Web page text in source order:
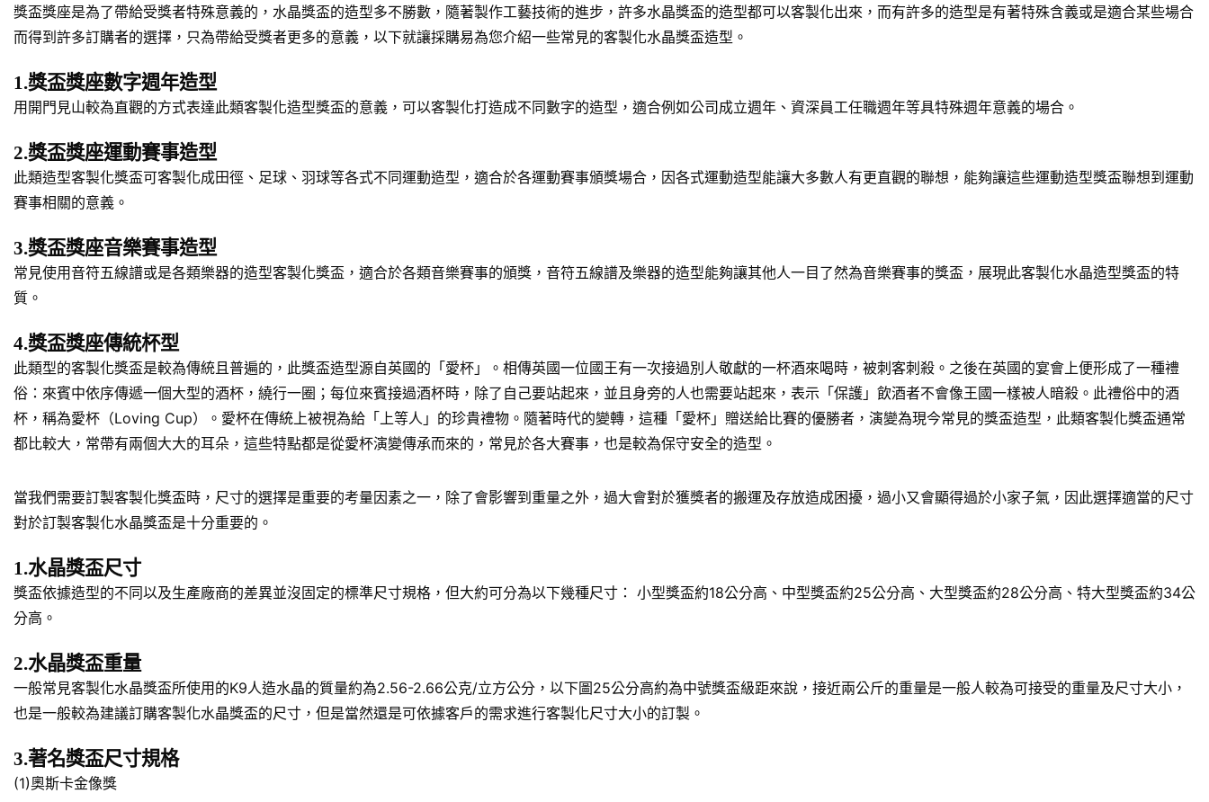
獎盃獎座是為了帶給受獎者特殊意義的，水晶獎盃的造型多不勝數，隨著製作工藝技術的進步，許多水晶獎盃的造型都可以客製化出來，而有許多的造型是有著特殊含義或是適合某些場合
而得到許多訂購者的選擇，只為帶給受獎者更多的意義，以下就讓採購易為您介紹一些常見的客製化水晶獎盃造型。
1.獎盃獎座數字週年造型
用開門見山較為直觀的方式表達此類客製化造型獎盃的意義，可以客製化打造成不同數字的造型，適合例如公司成立週年、資深員工任職週年等具特殊週年意義的場合。
2.獎盃獎座運動賽事造型
此類造型客製化獎盃可客製化成田徑、足球、羽球等各式不同運動造型，適合於各運動賽事頒獎場合，因各式運動造型能讓大多數人有更直觀的聯想，能夠讓這些運動造型獎盃聯想到運動
賽事相關的意義。
3.獎盃獎座音樂賽事造型
常見使用音符五線譜或是各類樂器的造型客製化獎盃，適合於各類音樂賽事的頒獎，音符五線譜及樂器的造型能夠讓其他人一目了然為音樂賽事的獎盃，展現此客製化水晶造型獎盃的特
質。
4.獎盃獎座傳統杯型
此類型的客製化獎盃是較為傳統且普遍的，此獎盃造型源自英國的「愛杯」。相傳英國一位國王有一次接過別人敬獻的一杯酒來喝時，被刺客刺殺。之後在英國的宴會上便形成了一種禮
俗：來賓中依序傳遞一個大型的酒杯，繞行一圈；每位來賓接過酒杯時，除了自己要站起來，並且身旁的人也需要站起來，表示「保護」飲酒者不會像王國一樣被人暗殺。此禮俗中的酒
杯，稱為愛杯（Loving Cup）。愛杯在傳統上被視為給「上等人」的珍貴禮物。隨著時代的變轉，這種「愛杯」贈送給比賽的優勝者，演變為現今常見的獎盃造型，此類客製化獎盃通常
都比較大，常帶有兩個大大的耳朵，這些特點都是從愛杯演變傳承而來的，常見於各大賽事，也是較為保守安全的造型。
當我們需要訂製客製化獎盃時，尺寸的選擇是重要的考量因素之一，除了會影響到重量之外，過大會對於獲獎者的搬運及存放造成困擾，過小又會顯得過於小家子氣，因此選擇適當的尺寸
對於訂製客製化水晶獎盃是十分重要的。
1.水晶獎盃尺寸
獎盃依據造型的不同以及生產廠商的差異並沒固定的標準尺寸規格，但大約可分為以下幾種尺寸： 小型獎盃約18公分高、中型獎盃約25公分高、大型獎盃約28公分高、特大型獎盃約34公
分高。
2.水晶獎盃重量
一般常見客製化水晶獎盃所使用的K9人造水晶的質量約為2.56-2.66公克/立方公分，以下圖25公分高約為中號獎盃級距來說，接近兩公斤的重量是一般人較為可接受的重量及尺寸大小，
也是一般較為建議訂購客製化水晶獎盃的尺寸，但是當然還是可依據客戶的需求進行客製化尺寸大小的訂製。
3.著名獎盃尺寸規格
(1)奧斯卡金像獎